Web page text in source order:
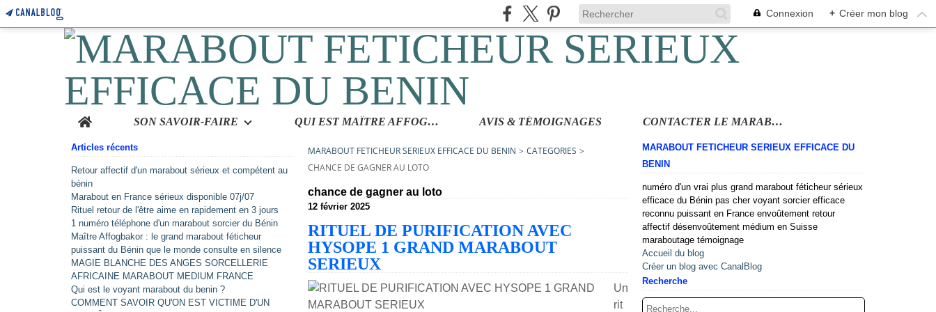
Connexion + Créer mon blog
Home SON SAVOIR-FAIRE QUI EST MAÎTRE AFFOGBAKOR AVIS & TÉMOIGNAGES CONTACTER LE MARABOUT
Articles récents
Retour affectif d'un marabout sérieux et compétent au
bénin
Marabout en France sérieux disponible 07j/07
Rituel retour de l'être aime en rapidement en 3 jours
1 numéro téléphone d'un marabout sorcier du Bénin
Maître Affogbakor : le grand marabout féticheur
puissant du Bénin que le monde consulte en silence
MAGIE BLANCHE DES ANGES SORCELLERIE
AFRICAINE MARABOUT MEDIUM FRANCE
Qui est le voyant marabout du benin ?
COMMENT SAVOIR QU'ON EST VICTIME D'UN
MARABOUT FETICHEUR SERIEUX EFFICACE DU BENIN > CATEGORIES >
CHANCE DE GAGNER AU LOTO
chance de gagner au loto
12 février 2025
RITUEL DE PURIFICATION AVEC
HYSOPE 1 GRAND MARABOUT
SERIEUX
Un
rit
MARABOUT FETICHEUR SERIEUX EFFICACE DU
BENIN
numéro d'un vrai plus grand marabout féticheur sérieux
efficace du Bénin pas cher voyant sorcier efficace
reconnu puissant en France envoûtement retour
affectif désenvoûtement médium en Suisse
maraboutage témoignage
Accueil du blog
Créer un blog avec CanalBlog
Recherche